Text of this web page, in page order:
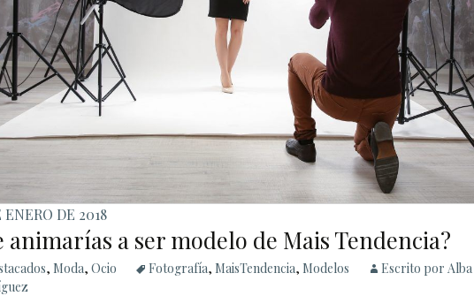
ENERO DE 2018
animarías a ser modelo de Mais Tendencia?
, Moda, Ocio Fotografía, MaisTendencia, Modelos
Escrito por Alba